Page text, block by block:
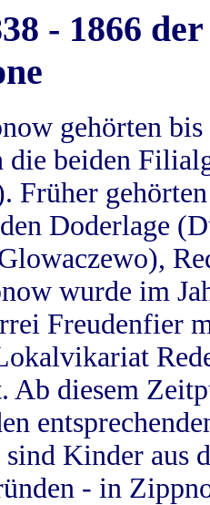
- 1866
gehörten
beiden
Früher
Doderlage
wurde im
Freudenfier
Ab diesem
Kinder aus
- in